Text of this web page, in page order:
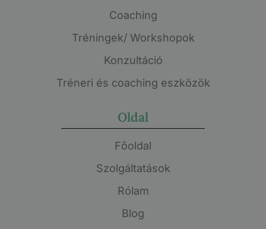
Coaching
Tréningek/ Workshopok
Konzultáció
Tréneri és coaching eszközök
Oldal
Főoldal
Szolgáltatások
Rólam
Blog